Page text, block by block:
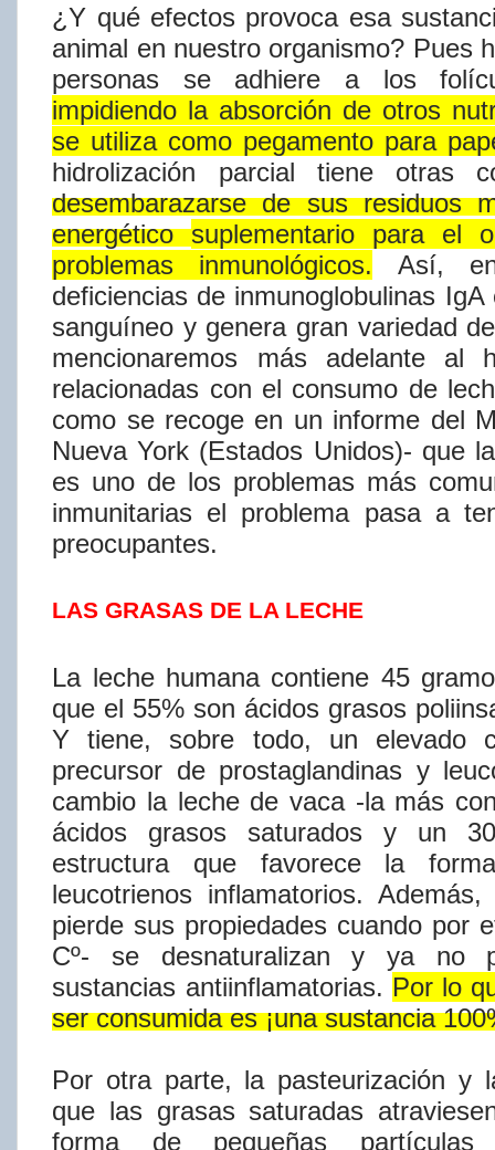
¿Y qué efectos provoca esa
animal en nuestro organismo? Pues
personas se adhiere a los
impidiendo la absorción de otros
se utiliza como pegamento para
hidrolización parcial tiene otras
desembarazarse de sus residuos
energéticosuplementario para el
problemas inmunológicos.
Así​,
deficiencias de inmunoglobulinas
sanguí​neo y genera gran variedad
mencionaremos más adelante al
relacionadas con el consumo de
como se recoge en un informe del
NuevaYork (Estados Unidos)- que
es uno de los problemas más
inmunitarias el problema pasa a
preocupantes.
LAS GRASAS DE LA LECHE
La leche humana contiene 45
que el 55% son ácidos grasos
Y tiene, sobre todo, un elevado
precursor de prostaglandinas y
cambio la leche de vaca -la más
ácidos grasos saturados y un
estructura que favorece la
leucotrienos inflamatorios. Además,
pierde sus propiedades cuando por
Cº-
se desnaturalizan y ya no
sustancias antiinflamatorias. Por lo
ser consumida es ¡una sustancia
Por otra parte, la pasteurización y
que las grasas saturadas
forma de pequeñas